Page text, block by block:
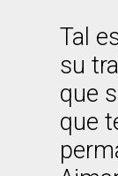
Tal
su
que
que